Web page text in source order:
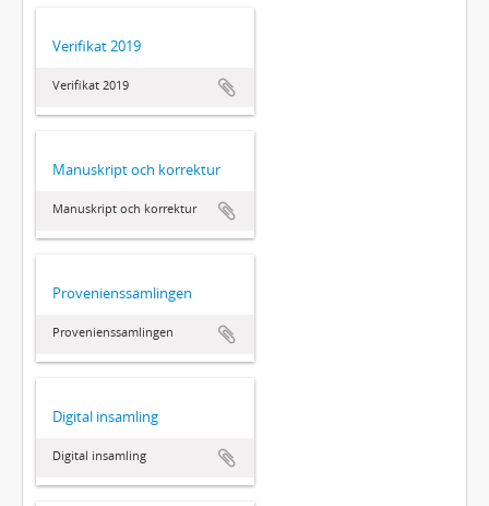
Verifikat 2019
Verifikat 2019
Manuskript och korrektur
Manuskript och korrektur
Provenienssamlingen
Provenienssamlingen
Digital insamling
Digital insamling